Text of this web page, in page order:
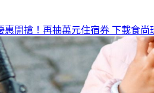
惠開搶！再抽萬元住宿券 下載食尚